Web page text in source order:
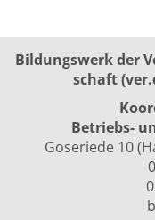
Bildungswerk der
schaft
Betriebs-
Goseriede 10